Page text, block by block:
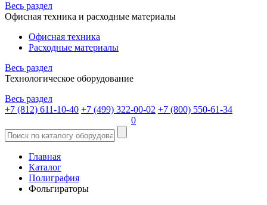
Весь раздел
Офисная техника и расходные материалы
Офисная техника
Расходные материалы
Весь раздел
Технологическое оборудование
Весь раздел
+7 (812) 611-10-40 +7 (499) 322-00-02 +7 (800) 550-61-34
0
Главная
Каталог
Полиграфия
Фольгираторы